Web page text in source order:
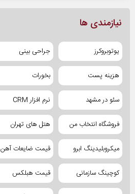
نیازمندی ها
یوتوبروکرز جراحی بینی
هزینه پست بخورات
سئو در مشهد نرم افزار CRM
فروشگاه انتخاب من هتل های تهران
میکروبلیدینگ ابرو قیمت ضایعات آهن
کوچینگ سازمانی قیمت هبلکس